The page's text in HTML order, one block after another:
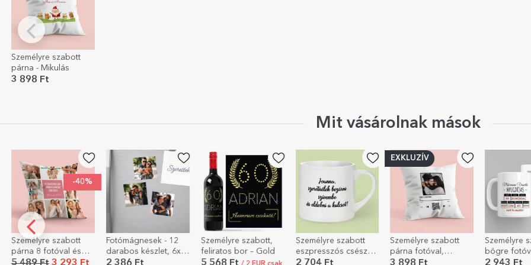
Személyre szabott
párna - Mikulás
3 898 Ft
Mit vásárolnak mások
-40%
szabott
8 fotóval és
- nagy
Fotómágnesek - 12
darabos készlet, 6x6
cm
Személyre szabott,
feliratos bor – Gold
Személyre szabott
eszpresszós csésze
fotóval és szöveggel
EXKLUZÍV
Személyre szabott
párna fotóval,
szöveggel és QR-
Személyre szabott
bögre fotóval és
üzenettel –